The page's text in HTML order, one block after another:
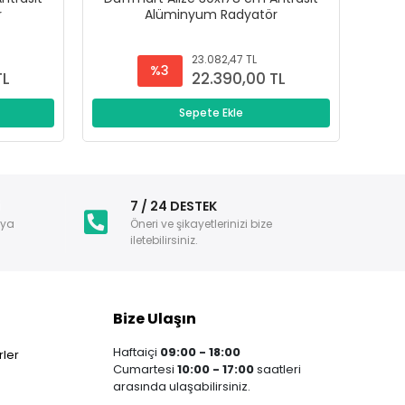
Alüminyum Radyatör
%3
23.082,47 TL
22.390,00 TL
Sepete Ekle
7 / 24 DESTEK
Öneri ve şikayetlerinizi bize
iletebilirsiniz.
Bize Ulaşın
Haftaiçi 09:00 - 18:00
Cumartesi 10:00 - 17:00saatleri
arasında ulaşabilirsiniz.